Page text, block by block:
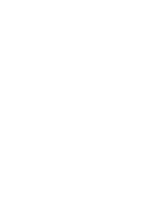
Impressive IM1853